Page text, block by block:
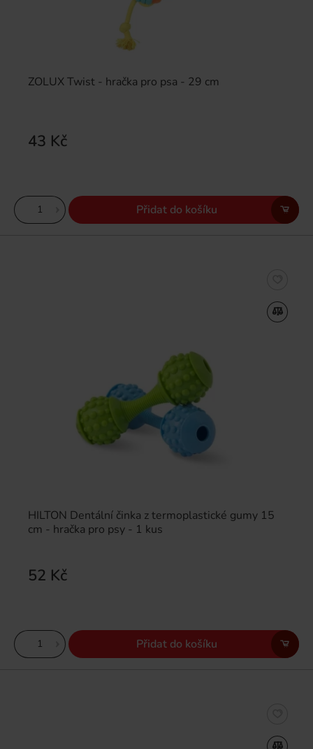
ZOLUX Twist - hračka pro psa - 29 cm
43 Kč
Přidat do košíku
HILTON Dentální činka z termoplastické gumy 15
cm - hračka pro psy - 1 kus
52 Kč
Přidat do košíku